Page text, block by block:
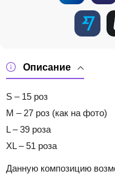
Описание
S – 15 роз
M – 27 роз (как на фото)
L – 39 роза
XL – 51 роза
Данную композицию